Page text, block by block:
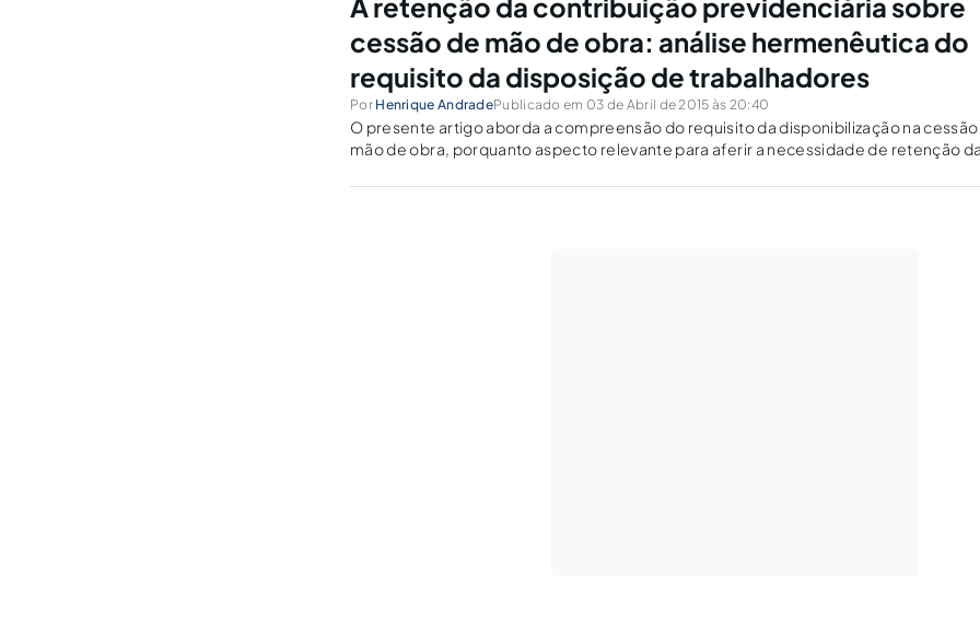
A retenção da contribuição previdenciária sobre
cessão de mão de obra: análise hermenêutica do
requisito da disposição de trabalhadores
Por Henrique AndradePublicado em 03 de Abril de 2015 às 20:40
O presente artigo aborda a compreensão do requisito da disponibilização na
mão de obra, porquanto aspecto relevante para aferir a necessidade de retenção